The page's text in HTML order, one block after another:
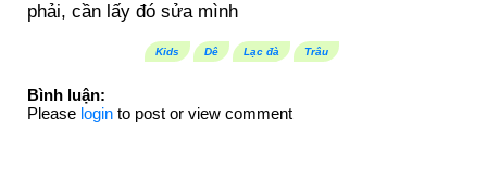
phải, cần lấy đó sửa mình
Kids Dê Lạc đà Trâu
Bình luận:
Please login to post or view comment